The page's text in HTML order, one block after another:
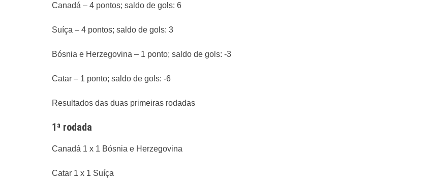
Canadá – 4 pontos; saldo de gols: 6
Suíça – 4 pontos; saldo de gols: 3
Bósnia e Herzegovina – 1 ponto; saldo de gols: -3
Catar – 1 ponto; saldo de gols: -6
Resultados das duas primeiras rodadas
1ª rodada
Canadá 1 x 1 Bósnia e Herzegovina
Catar 1 x 1 Suíça